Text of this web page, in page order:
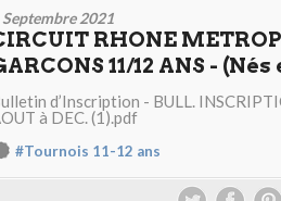
Septembre 2021
RHONE
11/12 ANS - (Nés
d’Inscription - BULL.
à DEC. (1).pdf
#Tournois 11-12 ans